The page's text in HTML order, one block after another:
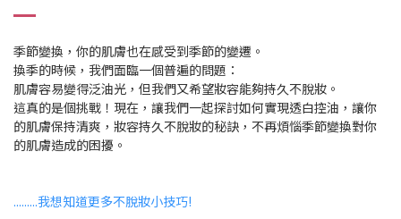
季節變換，你的肌膚也在感受到季節的變遷。
換季的時候，我們面臨一個普遍的問題：
肌膚容易變得泛油光，但我們又希望妝容能夠持久不脫妝。
這真的是個挑戰！現在，讓我們一起探討如何實現透白控油，讓你
的肌膚保持清爽，妝容持久不脫妝的秘訣，不再煩惱季節變換對你
的肌膚造成的困擾。
.........我想知道更多不脫妝小技巧!